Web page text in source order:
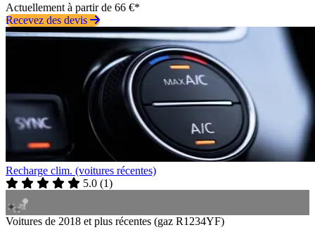
Actuellement à partir de 66 €*
Recevez des devis
Recharge clim. (voitures récentes)
5.0 (1)
Voitures de 2018 et plus récentes (gaz R1234YF)